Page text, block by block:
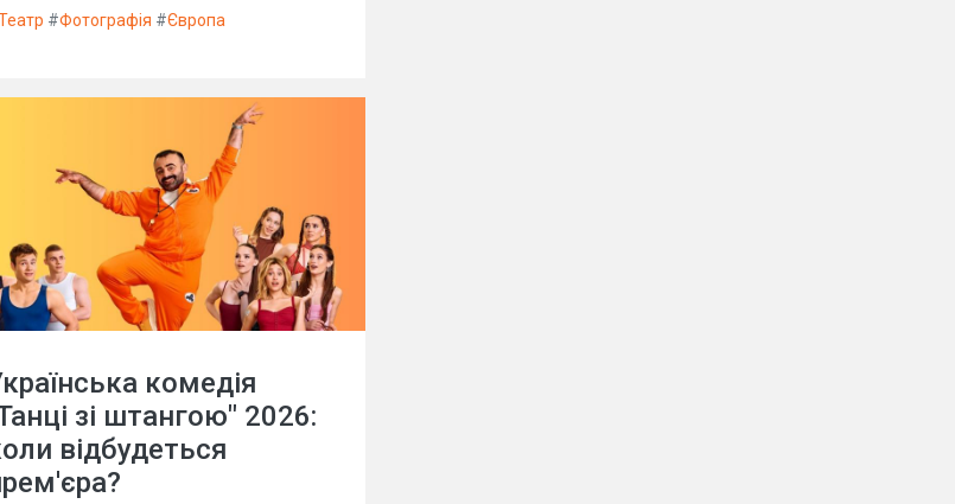
#Фотографія #Європа
комедія
зі штангою" 2026:
відбудеться